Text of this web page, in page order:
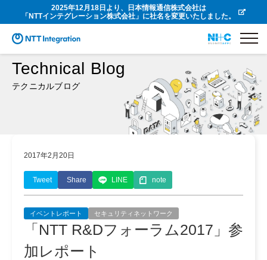
2025年12月18日より、日本情報通信株式会社は
「NTTインテグレーション株式会社」に社名を変更いたしました。
Technical Blog
テクニカルブログ
2017年2月20日
Tweet Share LINE note
イベントレポート セキュリティネットワーク
「NTT R&Dフォーラム2017」参
加レポート